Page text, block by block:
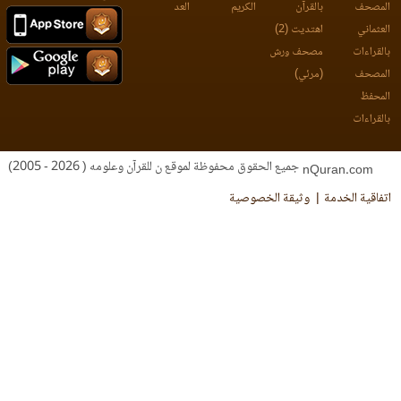
بالقرآن
اهتديت (2)
مصحف ورش
(مرئي)
الكريم
جميع الحقوق محفوظة لموقع ن للقرآن وعلومه ( 2026 - 2005)
الخدمة
وثيقة الخصوصية